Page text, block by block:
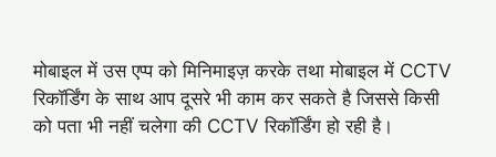
मोबाइल में उस एप्प को मिनिमाइज़ करके तथा मोबाइल में CCTV
रिकॉर्डिंग के साथ आप दूसरे भी काम कर सकते है जिससे किसी
को पता भी नहीं चलेगा की CCTV रिकॉर्डिंग हो रही है।